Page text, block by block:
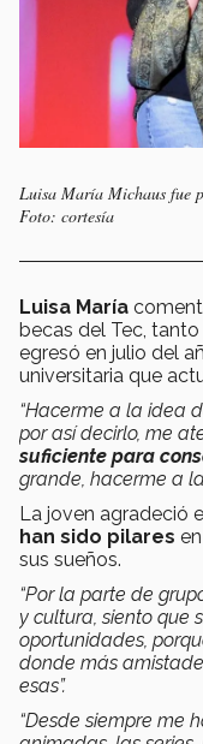
Luisa María Michaus fue
Foto: cortesía
Luisa María
becas del Tec,
egresó en julio del
universitaria que
“Hacerme a la idea
por así decirlo, me
suficiente para
grande, hacerme a
La joven agradeció
han sido pilares
sus sueños.
“Por la parte de
y cultura, siento que
oportunidades,
donde más
esas”.
“Desde siempre me